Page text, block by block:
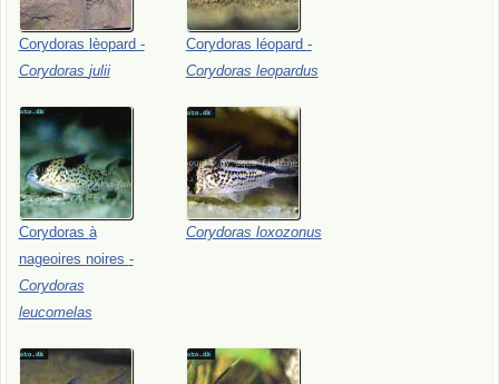
Corydoras lèopard -
Corydoras julii
Corydoras léopard -
Corydoras leopardus
Corydoras à
nageoires noires -
Corydoras
leucomelas
Corydoras loxozonus